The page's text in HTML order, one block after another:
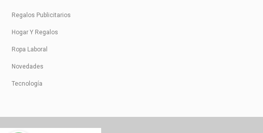
Regalos Publicitarios
Hogar Y Regalos
Ropa Laboral
Novedades
Tecnología